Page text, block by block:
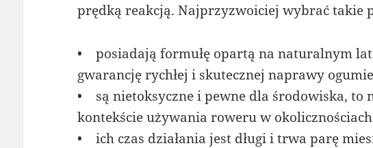
prędką reakcją. Najprzyzwoiciej wybrać takie
• posiadają formułę opartą na naturalnym
gwarancję rychłej i skutecznej naprawy
• są nietoksyczne i pewne dla środowiska, to
kontekście używania roweru w
• ich czas działania jest długi i trwa parę